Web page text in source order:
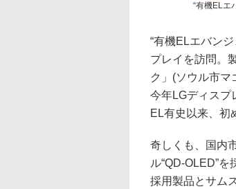
“有機ELエ
“有機ELエバン
プレイを訪問。
ク」(ソウル市マ
今年LGディスプ
EL有史以来、初
奇しくも、国内
ル“QD-OLED”
採用製品とサム